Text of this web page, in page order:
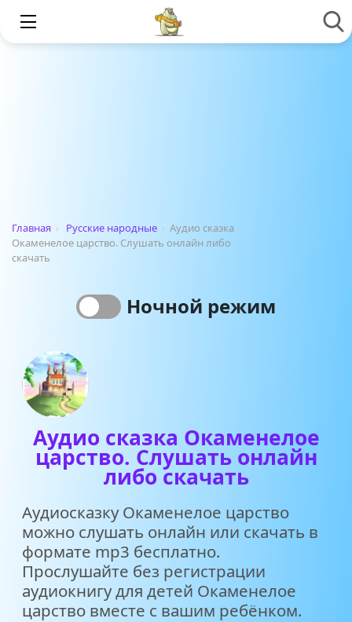
Главная › Русские народные › Аудио сказка
Окаменелое царство. Слушать онлайн либо
скачать
Ночной режим
Аудио сказка Окаменелое
царство. Слушать онлайн
либо скачать
Аудиосказку Окаменелое царство
можно слушать онлайн или скачать в
формате mp3 бесплатно.
Прослушайте без регистрации
аудиокнигу для детей Окаменелое
царство вместе с вашим ребёнком.